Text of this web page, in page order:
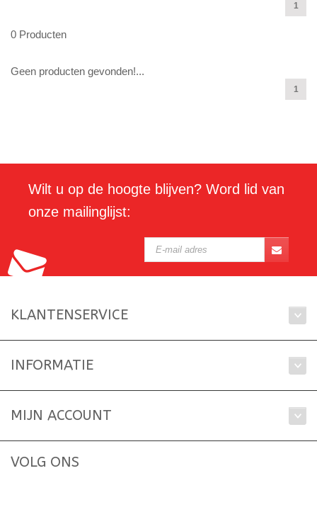
1
0 Producten
Geen producten gevonden!...
1
Wilt u op de hoogte blijven? Word lid van
onze mailinglijst:
KLANTENSERVICE
INFORMATIE
MIJN ACCOUNT
VOLG ONS